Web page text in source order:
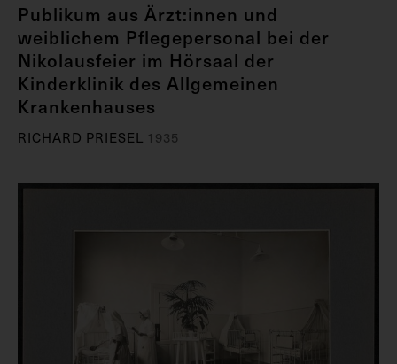
Publikum aus Ärzt:innen und
weiblichem Pflegepersonal bei der
Nikolausfeier im Hörsaal der
Kinderklinik des Allgemeinen
Krankenhauses
RICHARD PRIESEL 1935